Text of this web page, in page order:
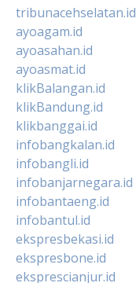
tribunacehselatan.id
ayoagam.id
ayoasahan.id
ayoasmat.id
klikBalangan.id
klikBandung.id
klikbanggai.id
infobangkalan.id
infobangli.id
infobanjarnegara.id
infobantaeng.id
infobantul.id
ekspresbekasi.id
ekspresbone.id
eksprescianjur.id